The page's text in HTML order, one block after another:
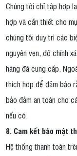
Chúng tôi chỉ tập hợp
hợp và cần thiết cho
chúng tôi duy trì các
nguyên vẹn, độ chính
hàng đã cung cấp.
thích hợp để đảm bảo
bảo đảm an toàn cho
nếu có.
8. Cam kết bảo mật
Hệ thống thanh toán